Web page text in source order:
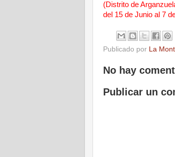
(Distrito de
del 15 de Junio al 7
Publicado por La
No hay
Publicar un